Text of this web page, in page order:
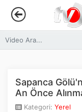
Anasayfa
Canlı Yayın
Sapanca
An Önce
Kategori: Yerel